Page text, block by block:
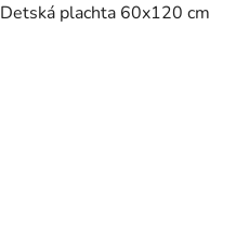
Detská plachta 60x120 cm